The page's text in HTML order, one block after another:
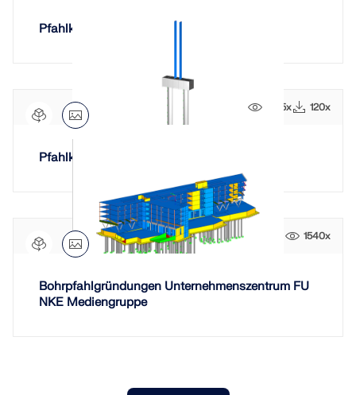
Pfahlkopf mit zwei Pfählen
1625x 120x
Pfahlkopf mit eingespannten Stützen
1540x
Bohrpfahlgründungen Unternehmenszentrum FU
NKE Mediengruppe